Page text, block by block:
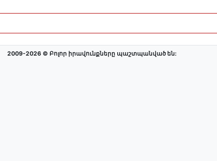
2009-2026 © Բոլոր իրավունքները պաշտպանված են: